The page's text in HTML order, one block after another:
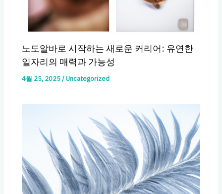
노도알바로 시작하는 새로운 커리어: 유연한
일자리의 매력과 가능성
4월 25, 2025/Uncategorized